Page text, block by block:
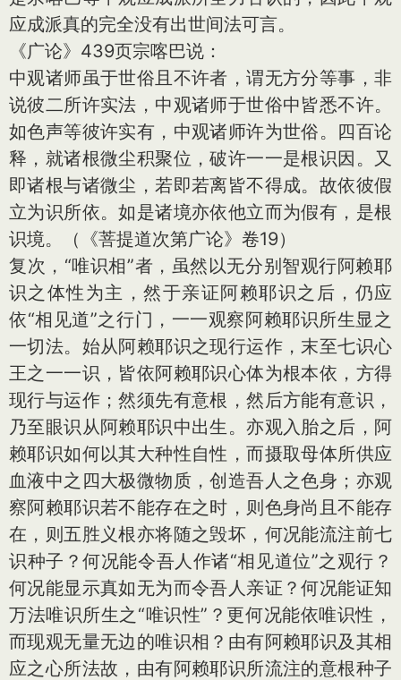
应成派真的完全没有出世间法可言。
《广论》439页宗喀巴说：
中观诸师虽于世俗且不许者，谓无方分等事，非
说彼二所许实法，中观诸师于世俗中皆悉不许。
如色声等彼许实有，中观诸师许为世俗。四百论
释，就诸根微尘积聚位，破许一一是根识因。又
即诸根与诸微尘，若即若离皆不得成。故依彼假
立为识所依。如是诸境亦依他立而为假有，是根
识境。（《菩提道次第广论》卷19）
复次，“唯识相”者，虽然以无分别智观行阿赖耶
识之体性为主，然于亲证阿赖耶识之后，仍应
依“相见道”之行门，一一观察阿赖耶识所生显之
一切法。始从阿赖耶识之现行运作，末至七识心
王之一一识，皆依阿赖耶识心体为根本依，方得
现行与运作；然须先有意根，然后方能有意识，
乃至眼识从阿赖耶识中出生。亦观入胎之后，阿
赖耶识如何以其大种性自性，而摄取母体所供应
血液中之四大极微物质，创造吾人之色身；亦观
察阿赖耶识若不能存在之时，则色身尚且不能存
在，则五胜义根亦将随之毁坏，何况能流注前七
识种子？何况能令吾人作诸“相见道位”之观行？
何况能显示真如无为而令吾人亲证？何况能证知
万法唯识所生之“唯识性”？更何况能依唯识性，
而现观无量无边的唯识相？由有阿赖耶识及其相
应之心所法故，由有阿赖耶识所流注的意根种子